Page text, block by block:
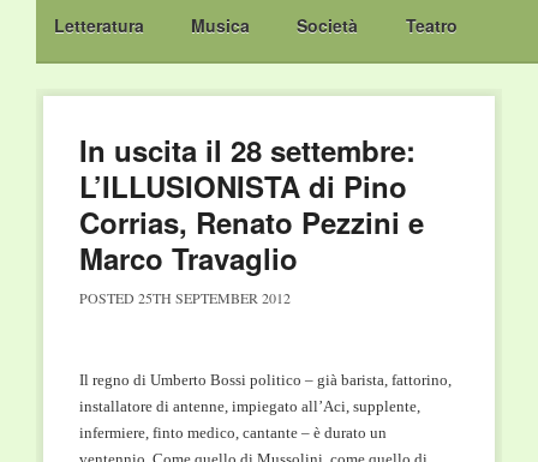
Letteratura
Musica Società Teatro
In uscita il 28 settembre:
L’ILLUSIONISTA di Pino
Corrias, Renato Pezzini e
Marco Travaglio
POSTED 25TH SEPTEMBER 2012
Il regno di Umberto Bossi politico – già barista, fattorino,
installatore di antenne, impiegato all’Aci, supplente,
infermiere, finto medico, cantante – è durato un